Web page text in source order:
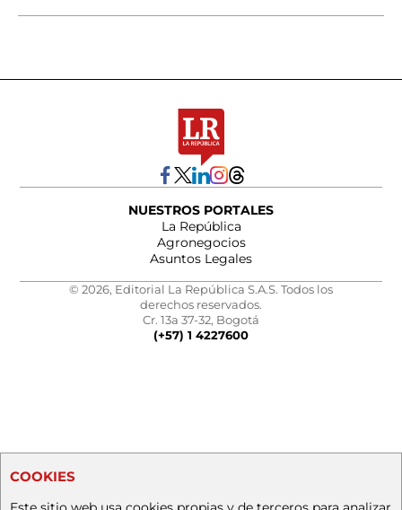
NUESTROS PORTALES
La República
Agronegocios
Asuntos Legales
© 2026, Editorial La República S.A.S. Todos los
derechos reservados.
Cr. 13a 37-32, Bogotá
(+57) 1 4227600
COOKIES